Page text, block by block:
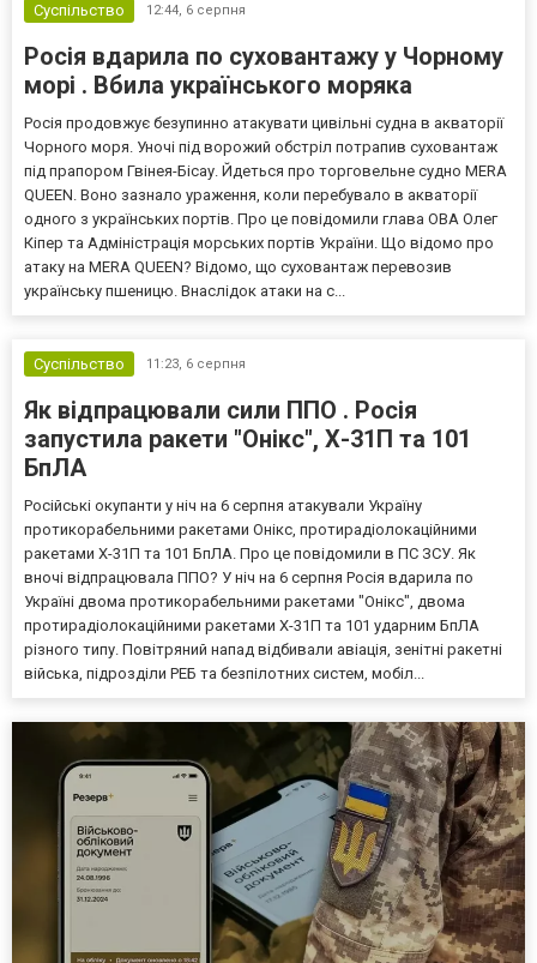
Суспільство 12:44, 6 серпня
Росія вдарила по суховантажу у Чорному
морі . Вбила українського моряка
Росія продовжує безупинно атакувати цивільні судна в акваторії
Чорного моря. Уночі під ворожий обстріл потрапив суховантаж
під прапором Гвінея-Бісау. Йдеться про торговельне судно MERA
QUEEN. Воно зазнало ураження, коли перебувало в акваторії
одного з українських портів. Про це повідомили глава ОВА Олег
Кіпер та Адміністрація морських портів України. Що відомо про
атаку на MERA QUEEN? Відомо, що суховантаж перевозив
українську пшеницю. Внаслідок атаки на с...
Суспільство 11:23, 6 серпня
Як відпрацювали сили ППО . Росія
запустила ракети "Онікс", Х-31П та 101
БпЛА
Російські окупанти у ніч на 6 серпня атакували Україну
протикорабельними ракетами Онікс, протирадіолокаційними
ракетами Х-31П та 101 БпЛА. Про це повідомили в ПС ЗСУ. Як
вночі відпрацювала ППО? У ніч на 6 серпня Росія вдарила по
Україні двома протикорабельними ракетами "Онікс", двома
протирадіолокаційними ракетами Х-31П та 101 ударним БпЛА
різного типу. Повітряний напад відбивали авіація, зенітні ракетні
війська, підрозділи РЕБ та безпілотних систем, мобіл...